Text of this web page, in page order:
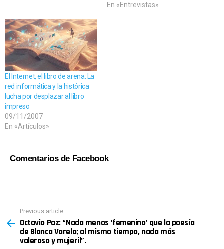
En «Entrevistas»
El Internet, el libro de arena: La
red informática y la histórica
lucha por desplazar al libro
impreso
09/11/2007
En «Artículos»
Comentarios de Facebook
more
Previous article
Octavio Paz: “Nada menos ‘femenino’ que la poesía
de Blanca Varela; al mismo tiempo, nada más
valeroso y mujeril”.